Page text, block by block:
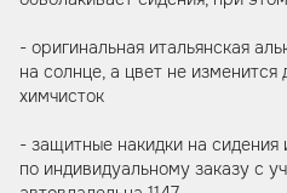
- оригинальная итальянская
на солнце, а цвет не
химчисток
- защитные накидки на
по индивидуальному заказу с